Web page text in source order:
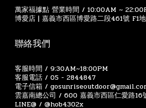
萬家福據點 營業時間 / 10:00AM ~
博愛店 | 嘉義市西區博愛路二段461號 F1
聯絡我們
客服時間 / 9:30AM~18:00PM
客服電話 / 05 - 2844847
電子信箱 /
雲嘉南總公司 / 600 嘉義市西區仁愛路16
LINE@ / @hob4302x